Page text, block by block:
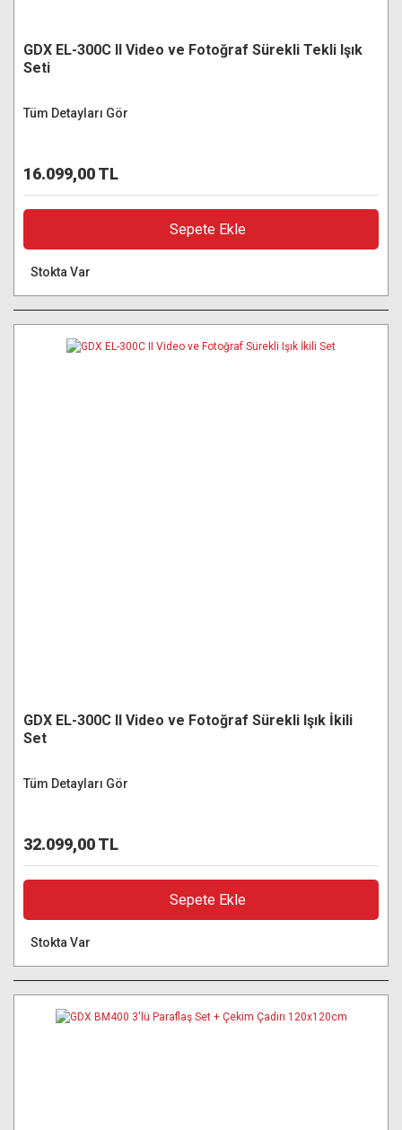
GDX EL-300C II Video ve Fotoğraf Sürekli Tekli Işık
Seti
Tüm Detayları Gör
16.099,00 TL
Sepete Ekle
Stokta Var
GDX EL-300C II Video ve Fotoğraf Sürekli Işık İkili
Set
Tüm Detayları Gör
32.099,00 TL
Sepete Ekle
Stokta Var